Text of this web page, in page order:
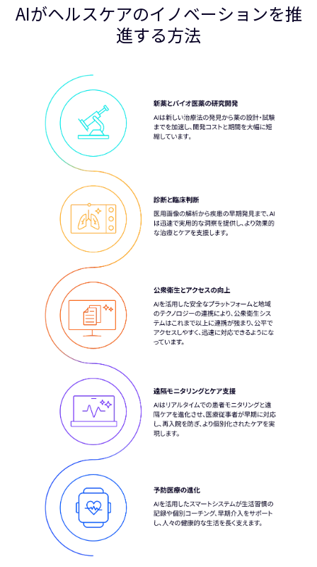
AIがヘルスケアのイノベーションを推
進する方法